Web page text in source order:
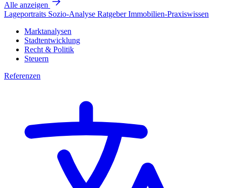
Alle anzeigen
Lageportraits Sozio-Analyse RatgeberImmobilien-Praxiswissen
Marktanalysen
Stadtentwicklung
Recht & Politik
Steuern
Referenzen